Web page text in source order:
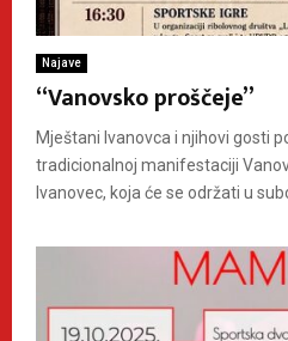
Najave
“Vanovsko proščeje”
Mještani Ivanovca i njihovi gosti
tradicionalnoj manifestaciji
Ivanovec, koja će se održati u